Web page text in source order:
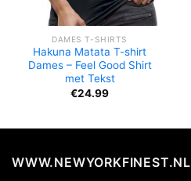
DAMES T-SHIRTS
Hakuna Matata T-shirt
Dames – Feel Good Shirt
met Tekst
€24.99
WWW.NEWYORKFINEST.NL